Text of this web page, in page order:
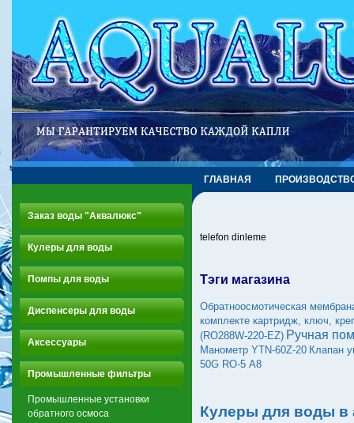
ГЛАВНАЯ
Заказ воды "Аквалюкс"
Кулеры для воды
Помпы для воды
Диспенсеры для воды
Аксессуары
Промышленные фильтры
Промышленные установки
обратного осмоса
telefon dinleme
Тэги магазина
Обратноосмотическая
комплекте картридж, ключ,
(RO288W-220-EZ) Ручная
Манометр YTN-60Z-20 Клапан
50G RO-5 А8
Кулеры для воды в